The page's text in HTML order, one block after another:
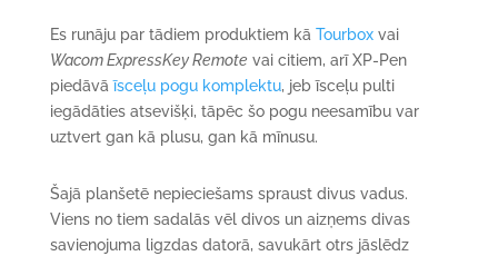
Es runāju par tādiem produktiem kā Tourboxvai
Wacom ExpressKey Remote vai citiem, arī XP-Pen
piedāvāīsceļu pogu komplektu, jeb īsceļu pulti
iegādāties atsevišķi, tāpēc šo pogu neesamību var
uztvert gan kā plusu, gan kā mīnusu.
Šajā planšetē nepieciešams spraust divus vadus.
Viens no tiem sadalās vēl divos un aizņems divas
savienojuma ligzdas datorā, savukārt otrs jāslēdz